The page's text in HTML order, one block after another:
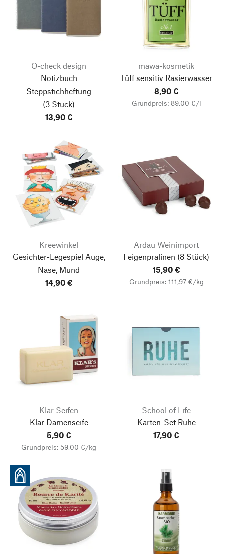
O-check design
Notizbuch
Steppstichheftung
(3 Stück)
13,90 €
mawa-kosmetik
Tüff sensitiv Rasierwasser
8,90 €
Grundpreis: 89,00 €/l
Kreewinkel
Gesichter-Legespiel Auge,
Nase, Mund
14,90 €
Ardau Weinimport
Feigenpralinen (8 Stück)
15,90 €
Grundpreis: 111,97 €/kg
Klar Seifen
Klar Damenseife
5,90 €
Grundpreis: 59,00 €/kg
School of Life
Karten-Set Ruhe
17,90 €